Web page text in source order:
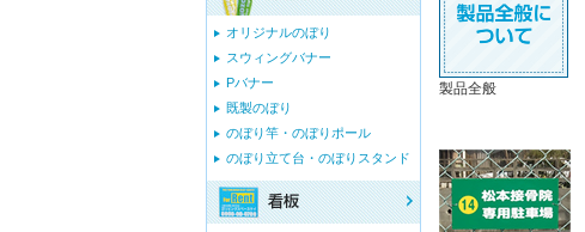
製品全般
オリジナルのぼり
スウィングバナー
Pバナー
既製のぼり
のぼり竿・のぼりポール
のぼり立て台・のぼりスタンド